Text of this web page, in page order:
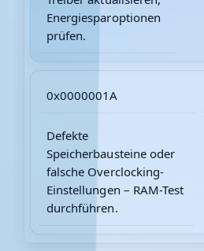
Energiesparoptionen
prüfen.
0x0000001A
Defekte
Speicherbausteine oder
falsche Overclocking-
Einstellungen – RAM-Test
durchführen.